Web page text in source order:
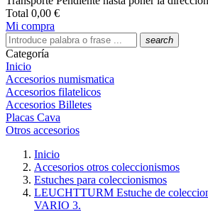
Total 0,00 €
Mi compra
search
Categoría
Inicio
Accesorios numismatica
Accesorios filatelicos
Accesorios Billetes
Placas Cava
Otros accesorios
Inicio
Accesorios otros coleccionismos
Estuches para coleccionismos
LEUCHTTURM Estuche de
VARIO 3.